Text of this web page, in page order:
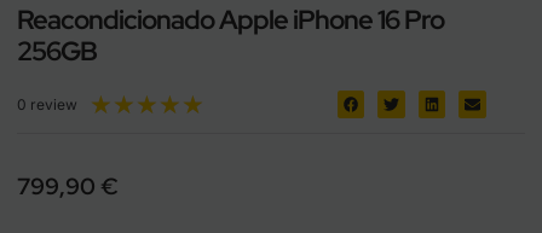
Reacondicionado Apple iPhone 16 Pro
256GB
0 review ★★★★★
799,90 €